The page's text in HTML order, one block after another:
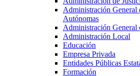
Administración General
Autónomas
Administración General
Administración Local
Educación
Empresa Privada
Entidades Públicas
Formación